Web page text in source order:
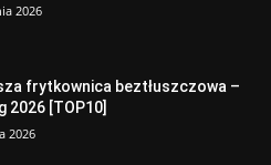
2026
frytkownica beztłuszczowa –
2026 [TOP10]
2026